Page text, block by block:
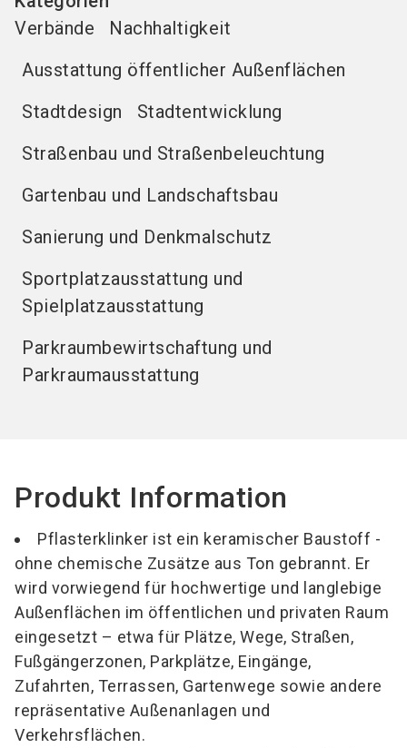
Verbände
Nachhaltigkeit
Ausstattung öffentlicher Außenflächen
Stadtdesign
Stadtentwicklung
Straßenbau und Straßenbeleuchtung
Gartenbau und Landschaftsbau
Sanierung und Denkmalschutz
Sportplatzausstattung und
Spielplatzausstattung
Parkraumbewirtschaftung und
Parkraumausstattung
Produkt Information
Pflasterklinker ist ein keramischer Baustoff -
ohne chemische Zusätze aus Ton gebrannt. Er
wird vorwiegend für hochwertige und langlebige
Außenflächen im öffentlichen und privaten Raum
eingesetzt – etwa für Plätze, Wege, Straßen,
Fußgängerzonen, Parkplätze, Eingänge,
Zufahrten, Terrassen, Gartenwege sowie andere
repräsentative Außenanlagen und
Verkehrsflächen.